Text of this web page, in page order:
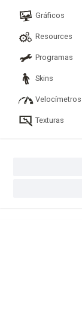
Gráficos
Resources
Programas
Skins
Velocímetros
Texturas